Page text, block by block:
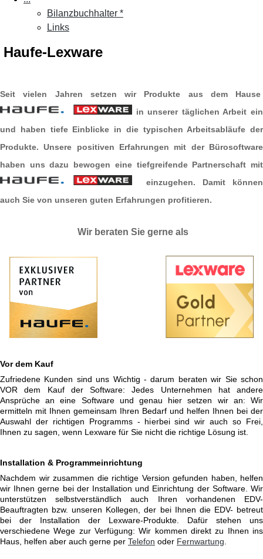
Bilanzbuchhalter *
Links
Haufe-Lexware
Seit vielen Jahren setzen wir Produkte aus dem Hause
in unserer täglichen Arbeit ein
und haben tiefe Einblicke in die typischen Arbeitsabläufe der
Produkte. Unsere positiven Erfahrungen mit der Bürosoftware
haben uns dazu bewogen eine tiefgreifende Partnerschaft mit
einzugehen. Damit können
auch Sie von unseren guten Erfahrungen profitieren.
Wir beraten Sie gerne als
Vor dem Kauf
Zufriedene Kunden sind uns Wichtig - darum beraten wir Sie schon
VOR dem Kauf der Software: Jedes Unternehmen hat andere
Ansprüche an eine Software und genau hier setzen wir an: Wir
ermitteln mit Ihnen gemeinsam Ihren Bedarf und helfen Ihnen bei der
Auswahl der richtigen Programms - hierbei sind wir auch so Frei,
Ihnen zu sagen, wenn Lexware für Sie nicht die richtige Lösung ist.
Installation & Programmeinrichtung
Nachdem wir zusammen die richtige Version gefunden haben, helfen
wir Ihnen gerne bei der Installation und Einrichtung der Software. Wir
unterstützen selbstverständlich auch Ihren vorhandenen EDV-
Beauftragten bzw. unseren Kollegen, der bei Ihnen die EDV- betreut
bei der Installation der Lexware-Produkte. Dafür stehen uns
verschiedene Wege zur Verfügung: Wir kommen direkt zu Ihnen ins
Haus, helfen aber auch gerne per Telefon oder Fernwartung.